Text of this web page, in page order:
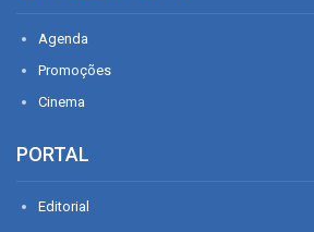
Agenda
Promoções
Cinema
PORTAL
Editorial